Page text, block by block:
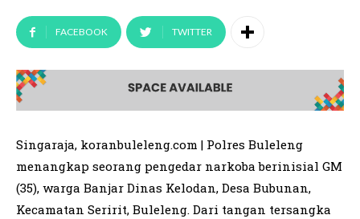
FACEBOOK TWITTER
Singaraja, koranbuleleng.com | Polres Buleleng
menangkap seorang pengedar narkoba berinisial GM
(35), warga Banjar Dinas Kelodan, Desa Bubunan,
Kecamatan Seririt, Buleleng. Dari tangan tersangka